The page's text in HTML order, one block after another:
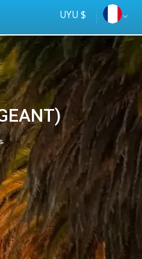
UYU $
online